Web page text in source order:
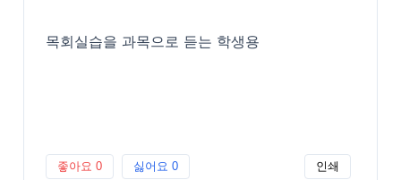
목회실습을 과목으로 듣는 학생용
좋아요 0 싫어요 0 인쇄